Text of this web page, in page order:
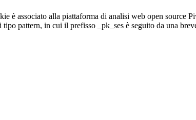
è associato alla piattaforma di analisi web open
pattern, in cui il prefisso _pk_ses è seguito da una